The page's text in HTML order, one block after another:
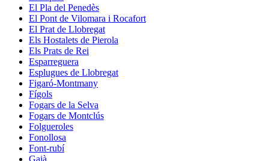
El Pla del Penedès
El Pont de Vilomara i Rocafort
El Prat de Llobregat
Els Hostalets de Pierola
Els Prats de Rei
Esparreguera
Esplugues de Llobregat
Figaró-Montmany
Fígols
Fogars de la Selva
Fogars de Montclús
Folgueroles
Fonollosa
Font-rubí
Gaià